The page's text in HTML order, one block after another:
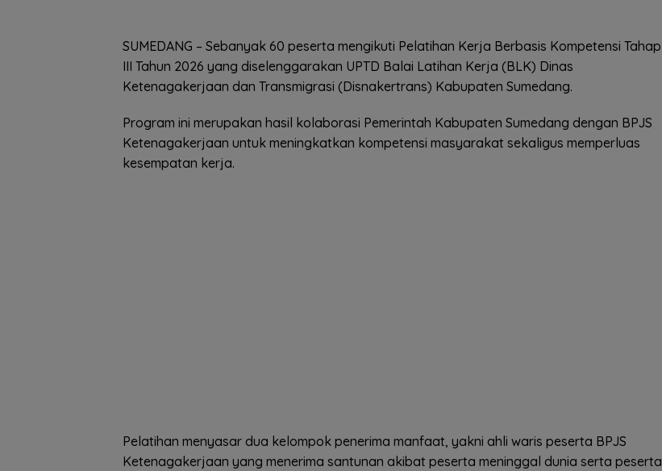
SUMEDANG – Sebanyak 60 peserta mengikuti Pelatihan Kerja Berbasis Kompetensi Tahap
III Tahun 2026 yang diselenggarakan UPTD Balai Latihan Kerja (BLK) Dinas
Ketenagakerjaan dan Transmigrasi (Disnakertrans) Kabupaten Sumedang.
Program ini merupakan hasil kolaborasi Pemerintah Kabupaten Sumedang dengan BPJS
Ketenagakerjaan untuk meningkatkan kompetensi masyarakat sekaligus memperluas
kesempatan kerja.
Pelatihan menyasar dua kelompok penerima manfaat, yakni ahli waris peserta BPJS
Ketenagakerjaan yang menerima santunan akibat peserta meninggal dunia serta peserta